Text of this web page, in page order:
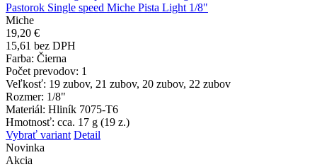
Pastorok Single speed Miche Pista Light 1/8"
Miche
19,20 €
15,61 bez DPH
Farba: Čierna
Počet prevodov: 1
Veľkosť: 19 zubov, 21 zubov, 20 zubov, 22 zubov
Rozmer: 1/8"
Materiál: Hliník 7075-T6
Hmotnosť: cca. 17 g (19 z.)
Vybrať variant Detail
Novinka
Akcia